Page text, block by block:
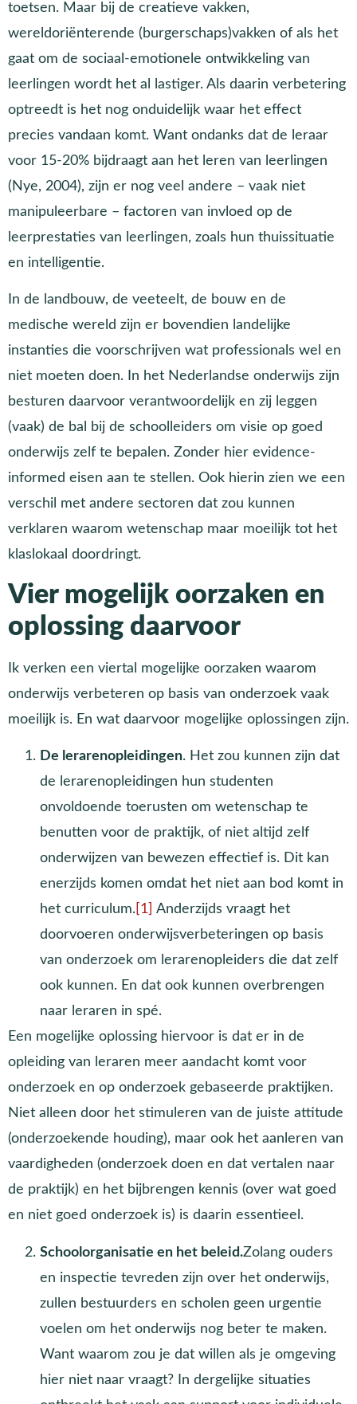
toetsen. Maar bij de creatieve vakken,
wereldoriënterende (burgerschaps)vakken of als het
gaat om de sociaal-emotionele ontwikkeling van
leerlingen wordt het al lastiger. Als daarin verbetering
optreedt is het nog onduidelijk waar het effect
precies vandaan komt. Want ondanks dat de leraar
voor 15-20% bijdraagt aan het leren van leerlingen
(Nye, 2004), zijn er nog veel andere – vaak niet
manipuleerbare – factoren van invloed op de
leerprestaties van leerlingen, zoals hun thuissituatie
en intelligentie.
In de landbouw, de veeteelt, de bouw en de
medische wereld zijn er bovendien landelijke
instanties die voorschrijven wat professionals wel en
niet moeten doen. In het Nederlandse onderwijs zijn
besturen daarvoor verantwoordelijk en zij leggen
(vaak) de bal bij de schoolleiders om visie op goed
onderwijs zelf te bepalen. Zonder hier evidence-
informed eisen aan te stellen. Ook hierin zien we een
verschil met andere sectoren dat zou kunnen
verklaren waarom wetenschap maar moeilijk tot het
klaslokaal doordringt.
Vier mogelijk oorzaken en
oplossing daarvoor
Ik verken een viertal mogelijke oorzaken waarom
onderwijs verbeteren op basis van onderzoek vaak
moeilijk is. En wat daarvoor mogelijke oplossingen zijn.
De lerarenopleidingen. Het zou kunnen zijn dat
de lerarenopleidingen hun studenten
onvoldoende toerusten om wetenschap te
benutten voor de praktijk, of niet altijd zelf
onderwijzen van bewezen effectief is. Dit kan
enerzijds komen omdat het niet aan bod komt in
het curriculum. [1]
Anderzijds vraagt het
doorvoeren onderwijsverbeteringen op basis
van onderzoek om lerarenopleiders die dat zelf
ook kunnen. En dat ook kunnen overbrengen
naar leraren in spé.
Een mogelijke oplossing hiervoor is dat er in de
opleiding van leraren meer aandacht komt voor
onderzoek en op onderzoek gebaseerde praktijken.
Niet alleen door het stimuleren van de juiste attitude
(onderzoekende houding), maar ook het aanleren van
vaardigheden (onderzoek doen en dat vertalen naar
de praktijk) en het bijbrengen kennis (over wat goed
en niet goed onderzoek is) is daarin essentieel.
Schoolorganisatie en het beleid.Zolang ouders
en inspectie tevreden zijn over het onderwijs,
zullen bestuurders en scholen geen urgentie
voelen om het onderwijs nog beter te maken.
Want waarom zou je dat willen als je omgeving
hier niet naar vraagt? In dergelijke situaties